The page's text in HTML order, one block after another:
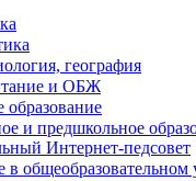
география
и ОБЖ
и предшкольное
Интернет-педсовет
общеобразовательном